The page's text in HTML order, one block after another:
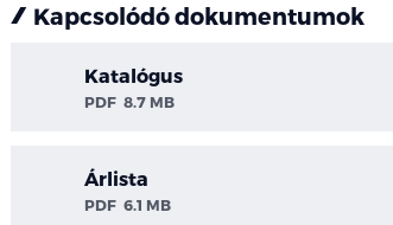
Kapcsolódó dokumentumok
Katalógus
PDF 8.7 MB
Árlista
PDF 6.1 MB